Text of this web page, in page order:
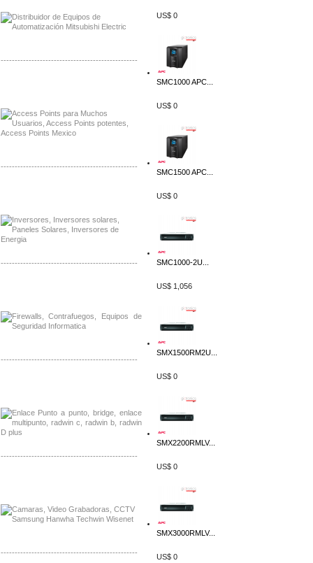
-------------------------------------------------
-------------------------------------------------
-------------------------------------------------
-------------------------------------------------
-------------------------------------------------
-------------------------------------------------
US$ 0
SMC1000 APC...
US$ 0
SMC1500 APC...
US$ 0
SMC1000-2U...
US$ 1,056
SMX1500RM2U...
US$ 0
SMX2200RMLV...
US$ 0
SMX3000RMLV...
US$ 0